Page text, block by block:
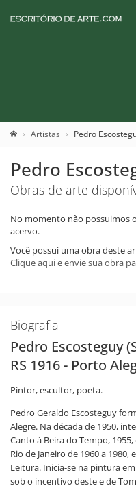
Artistas Pedro
Pedro
Obras de arte
No momento não possuimos
acervo.
Você possui uma obra deste
Clique aqui e envie sua obra
Biografia
Pedro Escosteguy
RS 1916 - Porto
Pintor, escultor, poeta.
Pedro Geraldo Escosteguy
Alegre. Na década de 1950,
Canto à Beira do Tempo,
Rio de Janeiro de 1960 a
Leitura. Inicia-se na pintura
sob o incentivo deste e de